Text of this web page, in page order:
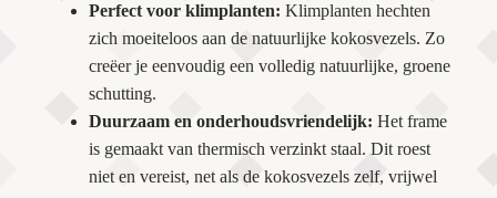
Perfect voor klimplanten: Klimplanten hechten
zich moeiteloos aan de natuurlijke kokosvezels. Zo
creëer je eenvoudig een volledig natuurlijke, groene
schutting.
Duurzaam en onderhoudsvriendelijk: Het frame
is gemaakt van thermisch verzinkt staal. Dit roest
niet en vereist, net als de kokosvezels zelf, vrijwel